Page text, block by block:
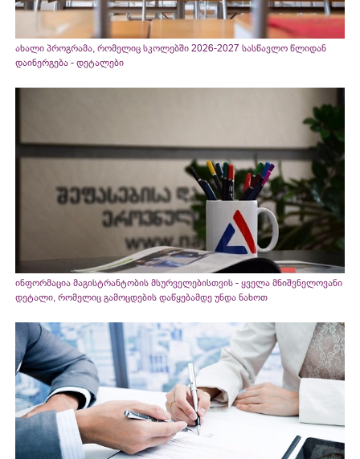
ახალი პროგრამა, რომელიც სკოლებში 2026-2027 სასწავლო წლიდან
დაინერგება - დეტალები
ინფორმაცია მაგისტრანტობის მსურველებისთვის - ყველა მნიშვნელოვანი
დეტალი, რომელიც გამოცდების დაწყებამდე უნდა ნახოთ